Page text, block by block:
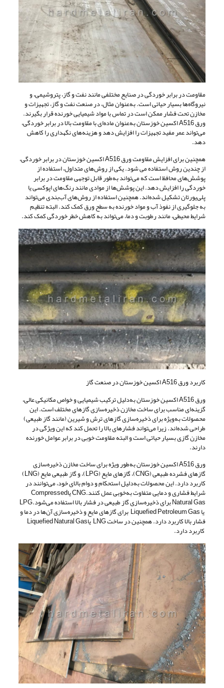
مقاومت در برابر خوردگی در صنایع مختلفی مانند نفت و گاز، پتروشیمی، و
نیروگاه‌ها بسیار حیاتی است. به‌عنوان مثال، در صنعت نفت و گاز، تجهیزات و
مخازن تحت فشار ممکن است در تماس با مواد شیمیایی خورنده قرار بگیرند.
ورق A516 اکسین خوزستان به‌عنوان ماده‌ای با مقاومت بالا در برابر خوردگی،
می‌تواند عمر مفید تجهیزات را افزایش دهد و هزینه‌های نگهداری را کاهش
دهد.
همچنین برای افزایش مقاومت ورق A516 اکسین خوزستان در برابر خوردگی،
از چندین روش استفاده می شود. یکی از روش‌های متداول، استفاده از
پوشش‌های محافظ است که می‌تواند به‌طور قابل توجهی مقاومت در برابر
خوردگی را افزایش دهد. این پوشش‌ها از موادی مانند رنگ‌های اپوکسی یا
پلی‌یورتان تشکیل شده‌اند. همچنین استفاده از روش‌های آب‌بندی می‌تواند
به جلوگیری از نفوذ آب و مواد خورنده به سطح ورق کمک کند. البته تنظیم
شرایط محیطی، مانند رطوبت و دما، می‌تواند به کاهش خطر خوردگی کمک کند.
کاربرد ورق A516 اکسین خوزستان در صنعت گاز
ورق A516 اکسین خوزستان به‌دلیل ترکیب شیمیایی و خواص مکانیکی عالی،
گزینه‌ای مناسب برای ساخت مخازن ذخیره‌سازی گازهای مختلف است. این
محصولات به‌ویژه برای ذخیره‌سازی گازهای ترش و شیرین (مانند گاز طبیعی)
طراحی شده‌اند. زیرا می‌تواند فشارهای بالا را تحمل کند که این ویژگی در
مخازن گازی بسیار حیاتی است و البته مقاومت خوبی در برابر عوامل خورنده
دارند.
ورق A516 اکسین خوزستان به‌طور ویژه برای ساخت مخازن ذخیره‌سازی
گازهای فشرده طبیعی (CNG)، گازهای مایع (LPG)، و گاز طبیعی مایع (LNG)
کاربرد دارد. این محصولات به‌دلیل استحکام و دوام بالای خود، می‌توانند در
شرایط فشاری و دمایی متفاوت به‌خوبی عمل کنند.CNG یاCompressed
Natural Gas برای ذخیره‌سازی گاز طبیعی در فشار بالا استفاده می‌شود.LPG
یا Liquefied Petroleum Gas برای گازهای مایع و ذخیره‌سازی آن‌ها در دما و
فشار بالا کاربرد دارد. همچنین در ساخت LNG یاLiquefied Natural Gas
کاربرد دارد.